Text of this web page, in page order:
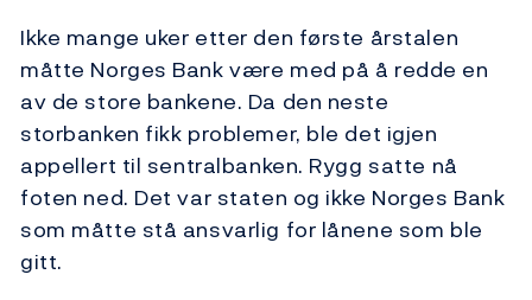
Ikke mange uker etter den første årstalen
måtte Norges Bank være med på å redde en
av de store bankene. Da den neste
storbanken fikk problemer, ble det igjen
appellert til sentralbanken. Rygg satte nå
foten ned. Det var staten og ikke Norges Bank
som måtte stå ansvarlig for lånene som ble
gitt.